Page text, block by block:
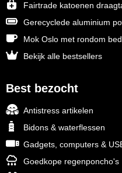
Fairtrade katoenen
Gerecyclede aluminium
Mok Oslo met rondom
Bekijk alle bestsellers
Best bezocht
Antistress artikelen
Bidons & waterflessen
Gadgets, computers &
Goedkope regenponcho's